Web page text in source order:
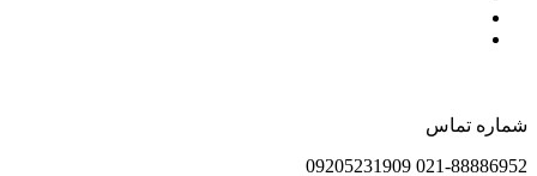
شماره تماس
021-88886952 09205231909